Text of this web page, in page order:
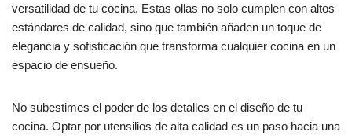
versatilidad de tu cocina. Estas ollas no solo cumplen con altos
estándares de calidad, sino que también añaden un toque de
elegancia y sofisticación que transforma cualquier cocina en un
espacio de ensueño.
No subestimes el poder de los detalles en el diseño de tu
cocina. Optar por utensilios de alta calidad es un paso hacia una